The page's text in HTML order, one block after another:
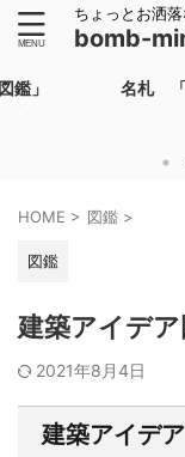
ちょっとお洒
bomb-
鑑」
名札
HOME > 図鑑 >
図鑑
建築アイデ
2021年8月4日
建築アイデア